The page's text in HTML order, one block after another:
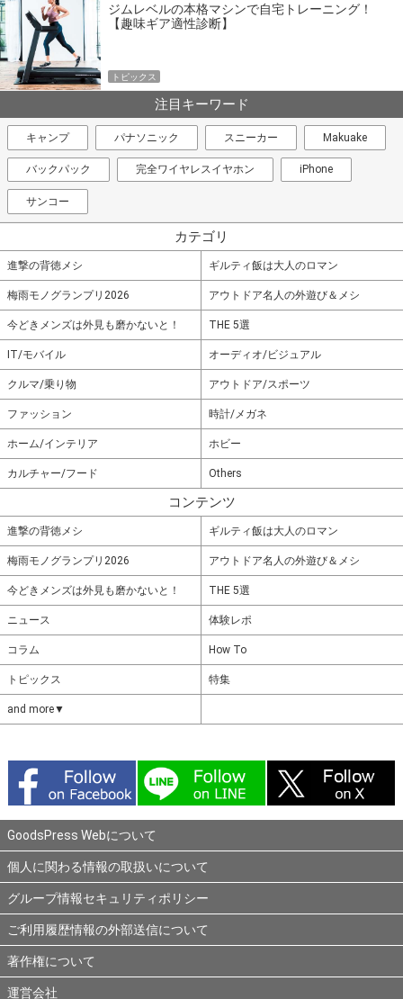
ジムレベルの本格マシンで自宅トレーニング！
【趣味ギア適性診断】
トピックス
注目キーワード
キャンプ パナソニック スニーカー Makuake
バックパック 完全ワイヤレスイヤホン iPhone
サンコー
カテゴリ
進撃の背徳メシ ギルティ飯は大人のロマン
梅雨モノグランプリ2026 アウトドア名人の外遊び＆メシ
今どきメンズは外見も磨かないと！ THE 5選
IT/モバイル オーディオ/ビジュアル
クルマ/乗り物 アウトドア/スポーツ
ファッション 時計/メガネ
ホーム/インテリア ホビー
カルチャー/フード Others
コンテンツ
進撃の背徳メシ ギルティ飯は大人のロマン
梅雨モノグランプリ2026 アウトドア名人の外遊び＆メシ
今どきメンズは外見も磨かないと！ THE 5選
ニュース 体験レポ
コラム How To
トピックス 特集
and more▼
GoodsPress Webについて
個人に関わる情報の取扱いについて
グループ情報セキュリティポリシー
ご利用履歴情報の外部送信について
著作権について
運営会社